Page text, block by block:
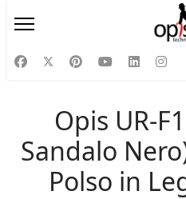
Opis UR-
Sandalo
Polso in